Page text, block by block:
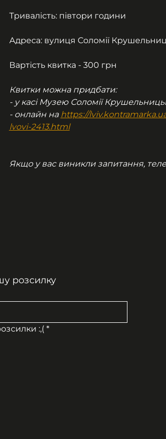
Тривалість: півтори години
Адреса: вулиця Соломії
Вартість квитка - 300 грн
Квитки можна придбати:
- у касі Музею Соломії
- онлайн на https://
lvovi-2413.html
Якщо у вас виникли запитання,
розсилку
:,( *